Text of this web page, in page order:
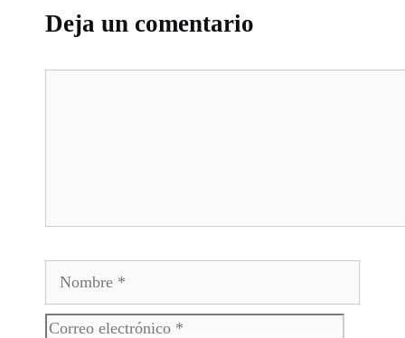
Deja un comentario
Nombre
Correo